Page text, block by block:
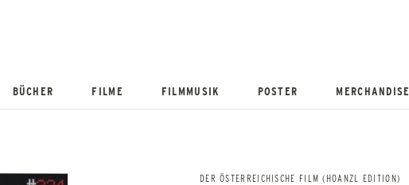
BÜCHER FILME FILMMUSIK POSTER MERCHANDISE
DER ÖSTERREICHISCHE FILM (HOANZL EDITION)